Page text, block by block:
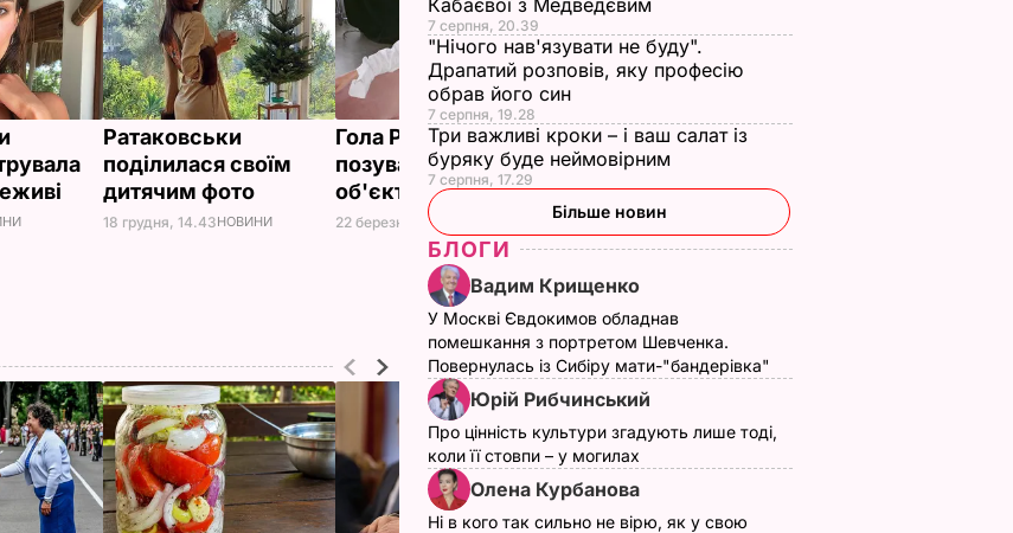
Ратаковськи
поділилася своїм
дитячим фото
18 грудня, 14.43НОВИНИ
Гола Ратаковські
позувала перед
об'єктивом чоловіка
22 березня, 09.11
Ратаковськи
приміряла образ
Лоани з "Мільйона
років до нашої ери"
2 листопада, 13.09НОВИНИ
Кабаєвої з Медведєвим
7 серпня, 20.39
"Нічого нав'язувати не буду".
Драпатий розповів, яку професію
обрав його син
7 серпня, 19.28
Три важливі кроки – і ваш салат із
буряку буде неймовірним
7 серпня, 17.29
Більше новин
БЛОГИ
Вадим Крищенко
У Москві Євдокимов обладнав
помешкання з портретом Шевченка.
Повернулась із Сибіру мати-"бандерівка"
Юрій Рибчинський
Про цінність культури згадують лише тоді,
коли її стовпи – у могилах
Олена Курбанова
Ні в кого так сильно не вірю, як у свою